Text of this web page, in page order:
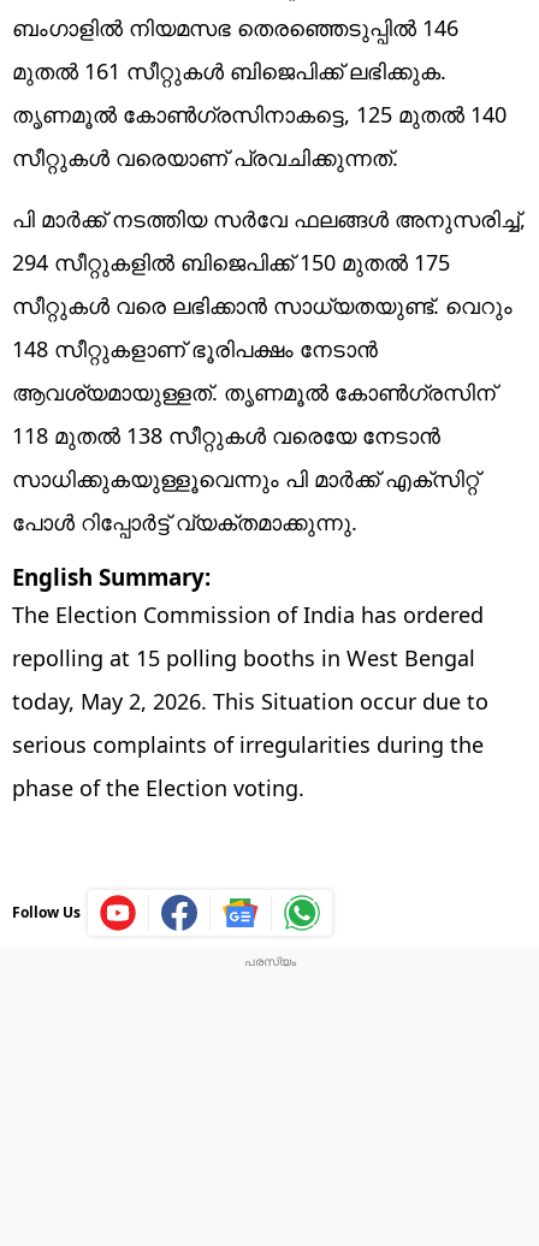
ബംഗാളിൽ നിയമസഭ തെരഞ്ഞെടുപ്പിൽ 146
മുതൽ 161 സീറ്റുകൾ ബിജെപിക്ക് ലഭിക്കുക.
തൃണമൂൽ കോൺഗ്രസിനാകട്ടെ, 125 മുതൽ 140
സീറ്റുകൾ വരെയാണ് പ്രവചിക്കുന്നത്.
പി മാർക്ക് നടത്തിയ സർവേ ഫലങ്ങൾ അനുസരിച്ച്,
294 സീറ്റുകളിൽ ബിജെപിക്ക് 150 മുതൽ 175
സീറ്റുകൾ വരെ ലഭിക്കാൻ സാധ്യതയുണ്ട്. വെറും
148 സീറ്റുകളാണ് ഭൂരിപക്ഷം നേടാൻ
ആവശ്യമായുള്ളത്. തൃണമൂൽ കോൺഗ്രസിന്
118 മുതൽ 138 സീറ്റുകൾ വരെയേ നേടാൻ
സാധിക്കുകയുള്ളൂവെന്നും പി മാർക്ക് എക്സിറ്റ്
പോൾ റിപ്പോർട്ട് വ്യക്തമാക്കുന്നു.
English Summary:
The Election Commission of India has ordered
repolling at 15 polling booths in West Bengal
today, May 2, 2026. This Situation occur due to
serious complaints of irregularities during the
phase of the Election voting.
Follow Us